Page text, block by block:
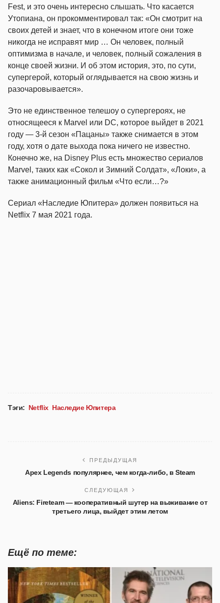
Fest, и это очень интересно слышать. Что касается
Утопиана, он прокомментировал так: «Он смотрит на
своих детей и знает, что в конечном итоге они тоже
никогда не исправят мир … Он человек, полный
оптимизма в начале, и человек, полный сожаления в
конце своей жизни. И об этом история, это, по сути,
супергерой, который оглядывается на свою жизнь и
разочаровывается».
Это не единственное телешоу о супергероях, не
относящееся к Marvel или DC, которое выйдет в 2021
году — 3-й сезон «Пацаны» также снимается в этом
году, хотя о дате выхода пока ничего не известно.
Конечно же, на Disney Plus есть множество сериалов
Marvel, таких как «Сокол и Зимний Солдат», «Локи», а
также анимационный фильм «Что если…?»
Сериал «Наследие Юпитера» должен появиться на
Netflix 7 мая 2021 года.
Тэги: Netflix Наследие Юпитера
ПРЕДЫДУЩАЯ
Apex Legends популярнее, чем когда-либо, в Steam
СЛЕДУЮЩАЯ
Aliens: Fireteam — кооперативный шутер на выживание от
третьего лица, выйдет этим летом
Ещё по теме: